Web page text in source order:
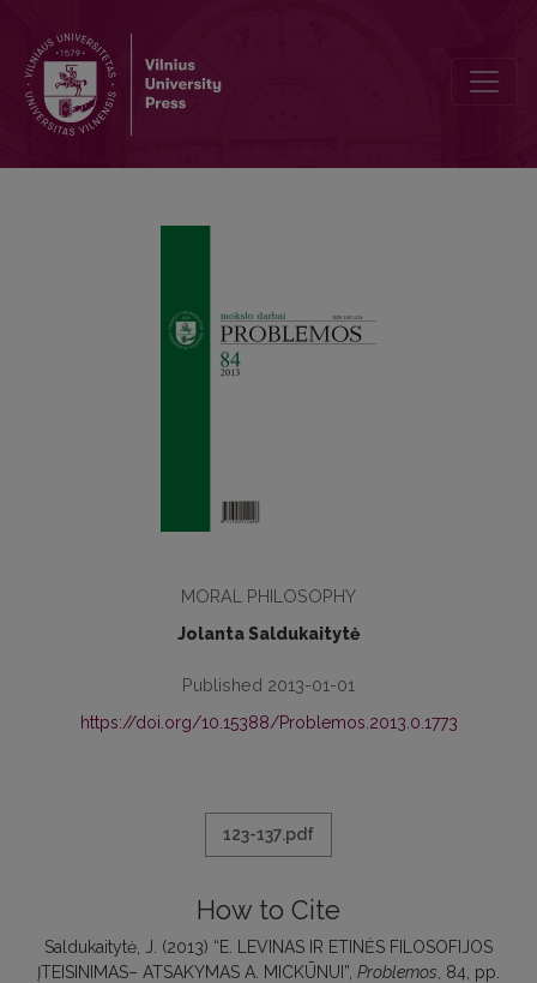
MORAL PHILOSOPHY
Jolanta Saldukaitytė
Published 2013-01-01
https://doi.org/10.15388/Problemos.2013.0.1773
123-137.pdf
How to Cite
Saldukaitytė, J. (2013) “E. LEVINAS IR ETINĖS FILOSOFIJOS
ĮTEISINIMAS– ATSAKYMAS A. MICKŪNUI”, Problemos , 84, pp.